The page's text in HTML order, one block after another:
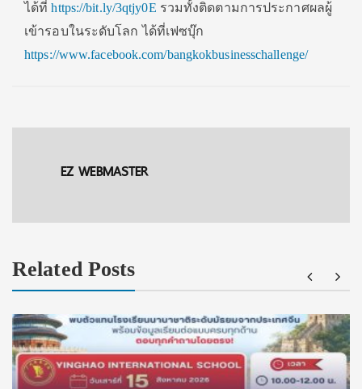
ได้ที่https://bit.ly/3qtjy0E รวมทั้งติดตามการประกาศผลผู้
เข้ารอบในระดับโลก ได้ที่เฟซบุ๊ก
https://www.facebook.com/bangkokbusinesschallenge/
EZ WEBMASTER
Related Posts